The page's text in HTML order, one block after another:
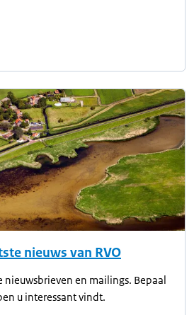
nieuws van RVO
nieuwsbrieven en mailings. Bepaal
u interessant vindt.